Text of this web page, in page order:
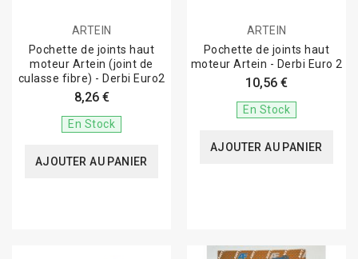
ARTEIN
Pochette de joints haut
moteur Artein (joint de
culasse fibre) - Derbi Euro2
8,26 €
En Stock
AJOUTER AU PANIER
ARTEIN
Pochette de joints haut
moteur Artein - Derbi Euro 2
10,56 €
En Stock
AJOUTER AU PANIER